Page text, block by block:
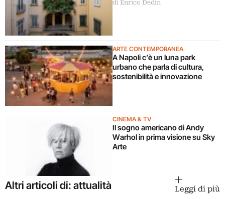
di Enrico Dedin
ARTE CONTEMPORANEA
A Napoli c’è un luna park
urbano che parla di cultura,
sostenibilità e innovazione
CINEMA & TV
Il sogno americano di Andy
Warhol in prima visione su Sky
Arte
Altri articoli di: attualità Leggi di più